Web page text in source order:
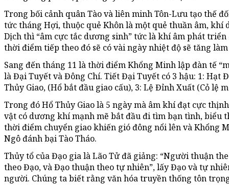
Trong bối cảnh quân Tào và liên minh Tôn-Lưu tạo thế
tức tháng Hợi, thuộc quẻ Khôn là một quẻ thuần âm,
Dịch thì “âm cực tắc dương sinh” tức là khí âm phát
thời điểm tiếp theo đó sẽ có vài ngày nhiệt độ sẽ tăng
Sang đến tháng 11 là thời điểm Khổng Minh lập đàn tế
là Đại Tuyết và Đông Chí. Tiết Đại Tuyết có 3 hậu: 1: Hạt
Thủy Giao, (Hổ bắt đầu giao cấu), 3: Lệ Đỉnh Xuất (Cỏ lệ
Trong đó Hổ Thủy Giao là 5 ngày mà âm khí đạt cực
vật có dương khí mạnh mẽ bắt đầu đi tìm bạn tình, biểu
thời điểm chuyển giao khiến gió đông nổi lên và Khổng
Ngô đánh bại Tào Tháo.
Thủy tổ của Đạo gia là Lão Tử đã giảng: “Người thuận
theo Đạo, và Đạo thuận theo tự nhiên”, lấy Đạo và tự
người. Chúng ta biết rằng văn hóa truyền thống tôn